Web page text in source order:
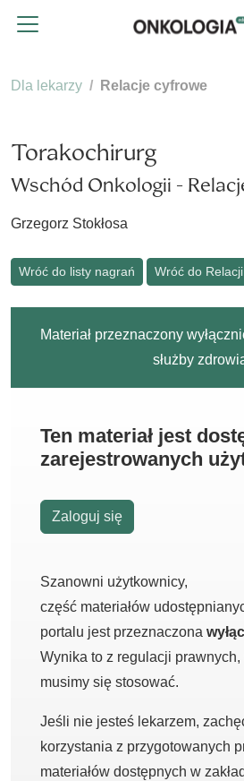
Dla lekarzy Relacje cyfrowe
Torakochirurg
Wschód Onkologii -
Grzegorz Stokłosa
Wróć do listy nagrań Wróć do
Materiał przeznaczony
służby
Ten materiał jest
zarejestrowanych
Zaloguj się
Szanowni użytkownicy,
część materiałów
portalu jest przeznaczona
Wynika to z regulacji prawnych,
musimy się stosować.
Jeśli nie jesteś lekarzem,
korzystania z przygotowanych
materiałów dostępnych w